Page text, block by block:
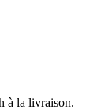
à la livraison.